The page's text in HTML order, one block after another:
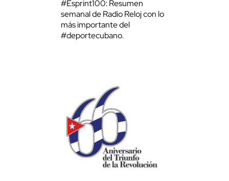
#Esprint100: Resumen
semanal de Radio Reloj con lo
más importante del
#deportecubano.